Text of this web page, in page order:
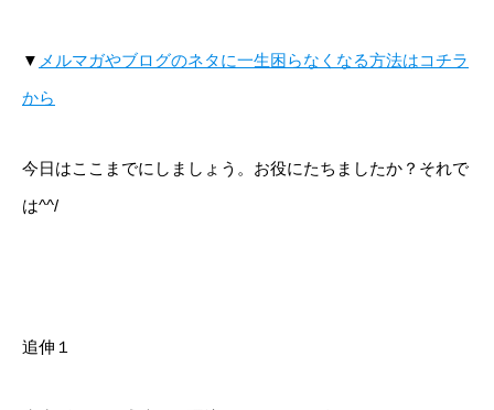
▼ メルマガやブログのネタに一生困らなくなる方法はコチラ
から
今日はここまでにしましょう。お役にたちましたか？それで
は^^/
追伸１